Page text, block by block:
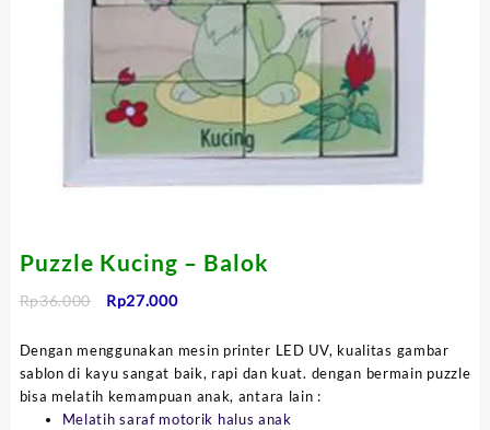
Puzzle Kucing – Balok
Rp36.000
Harga
adalah:
Rp36.000.
Rp27.000Harga
ini
adalah:
Rp27.000.
Dengan menggunakan mesin printer LED UV, kualitas gambar
sablon di kayu sangat baik, rapi dan kuat. dengan bermain puzzle
bisa melatih kemampuan anak, antara lain :
Melatih saraf motorik halus anak